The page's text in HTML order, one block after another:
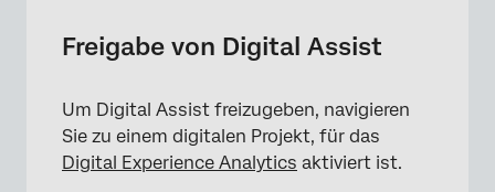
Freigabe von Digital Assist
Um Digital Assist freizugeben, navigieren
Sie zu einem digitalen Projekt, für das
Digital Experience Analytics aktiviert ist.